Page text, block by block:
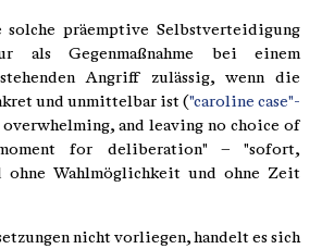
präemptive Selbstverteidigung
als Gegenmaßnahme bei einem
Angriff zulässig, wenn die
und unmittelbar ist ("caroline case"-
overwhelming, and leaving no choice of
for deliberation" – "sofort,
ohne Wahlmöglichkeit und ohne Zeit
nicht vorliegen, handelt es sich